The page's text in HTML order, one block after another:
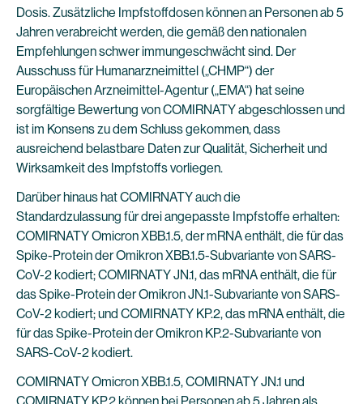
Dosis. Zusätzliche Impfstoffdosen können an Personen ab 5
Jahren verabreicht werden, die gemäß den nationalen
Empfehlungen schwer immungeschwächt sind. Der
Ausschuss für Humanarzneimittel („CHMP“) der
Europäischen Arzneimittel-Agentur („EMA“) hat seine
sorgfältige Bewertung von COMIRNATY abgeschlossen und
ist im Konsens zu dem Schluss gekommen, dass
ausreichend belastbare Daten zur Qualität, Sicherheit und
Wirksamkeit des Impfstoffs vorliegen.
Darüber hinaus hat COMIRNATY auch die
Standardzulassung für drei angepasste Impfstoffe erhalten:
COMIRNATY Omicron XBB.1.5, der mRNA enthält, die für das
Spike-Protein der Omikron XBB.1.5-Subvariante von SARS-
CoV-2 kodiert; COMIRNATY JN.1, das mRNA enthält, die für
das Spike-Protein der Omikron JN.1-Subvariante von SARS-
CoV-2 kodiert; und COMIRNATY KP.2, das mRNA enthält, die
für das Spike-Protein der Omikron KP.2-Subvariante von
SARS-CoV-2 kodiert.
COMIRNATY Omicron XBB.1.5, COMIRNATY JN.1 und